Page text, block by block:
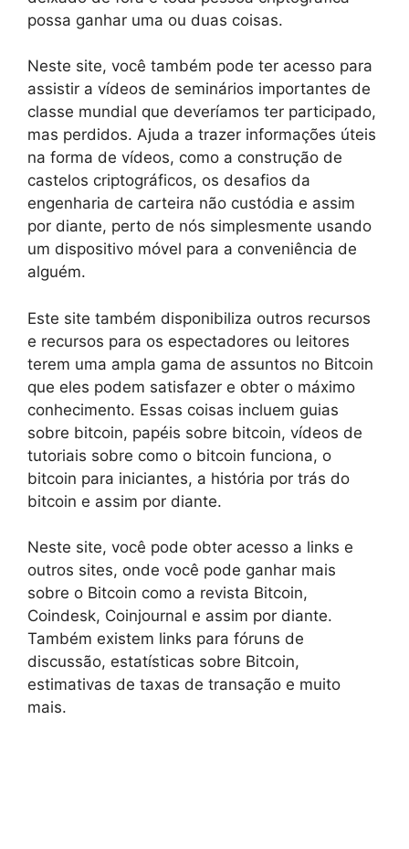
possa ganhar uma ou duas coisas.
Neste site, você também pode ter acesso para
assistir a vídeos de seminários importantes de
classe mundial que deveríamos ter participado,
mas perdidos. Ajuda a trazer informações úteis
na forma de vídeos, como a construção de
castelos criptográficos, os desafios da
engenharia de carteira não custódia e assim
por diante, perto de nós simplesmente usando
um dispositivo móvel para a conveniência de
alguém.
Este site também disponibiliza outros recursos
e recursos para os espectadores ou leitores
terem uma ampla gama de assuntos no Bitcoin
que eles podem satisfazer e obter o máximo
conhecimento. Essas coisas incluem guias
sobre bitcoin, papéis sobre bitcoin, vídeos de
tutoriais sobre como o bitcoin funciona, o
bitcoin para iniciantes, a história por trás do
bitcoin e assim por diante.
Neste site, você pode obter acesso a links e
outros sites, onde você pode ganhar mais
sobre o Bitcoin como a revista Bitcoin,
Coindesk, Coinjournal e assim por diante.
Também existem links para fóruns de
discussão, estatísticas sobre Bitcoin,
estimativas de taxas de transação e muito
mais.